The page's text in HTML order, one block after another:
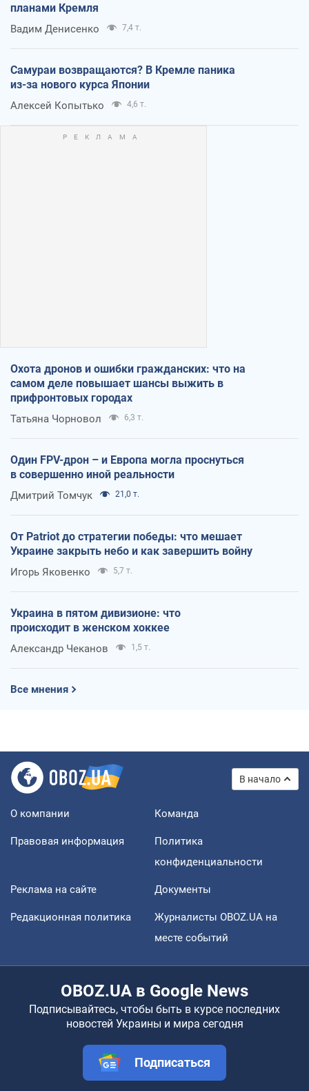
планами Кремля
Вадим Денисенко 7,4 т.
Самураи возвращаются? В Кремле паника
из-за нового курса Японии
Алексей Копытько 4,6 т.
Охота дронов и ошибки гражданских: что на
самом деле повышает шансы выжить в
прифронтовых городах
Татьяна Чорновол 6,3 т.
Один FPV-дрон – и Европа могла проснуться
в совершенно иной реальности
Дмитрий Томчук 21,0 т.
От Patriot до стратегии победы: что мешает
Украине закрыть небо и как завершить войну
Игорь Яковенко 5,7 т.
Украина в пятом дивизионе: что
происходит в женском хоккее
Александр Чеканов 1,5 т.
Все мнения
В начало
О компании Команда
Правовая информация
Политика
конфиденциальности
Реклама на сайте Документы
Редакционная политика
Журналисты OBOZ.UA на
месте событий
OBOZ.UA в Google News
Подписывайтесь, чтобы быть в курсе последних
новостей Украины и мира сегодня
Подписаться